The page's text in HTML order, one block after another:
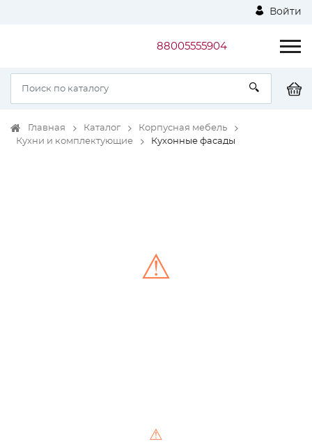
Войти
88005555904
Главная Каталог
Корпусная мебель
Кухни и комплектующие
Кухонные фасады
⚠
⚠